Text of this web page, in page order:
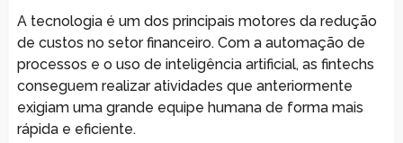
A tecnologia é um dos principais motores da redução
de custos no setor financeiro. Com a automação de
processos e o uso de inteligência artificial, as fintechs
conseguem realizar atividades que anteriormente
exigiam uma grande equipe humana de forma mais
rápida e eficiente.